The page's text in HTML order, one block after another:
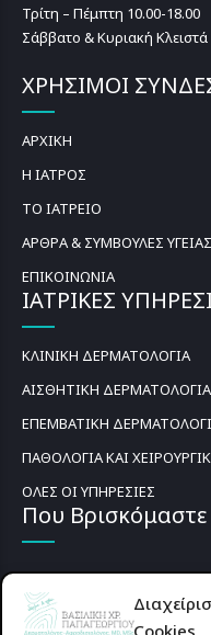
Cookies
Τρίτη – Πέμπτη 10.00-18.00
Σάββατο & Κυριακή Κλειστά
ΧΡΗΣΙΜΟΙ
ΑΡΧΙΚΗ
Η ΙΑΤΡΟΣ
ΤΟ ΙΑΤΡΕΙΟ
ΑΡΘΡΑ & ΣΥΜΒΟΥΛΕΣ ΥΓΕΙΑΣ
ΕΠΙΚΟΙΝΩΝΙΑ
ΙΑΤΡΙΚΕΣ
ΚΛΙΝΙΚΗ ΔΕΡΜΑΤΟΛΟΓΙΑ
ΑΙΣΘΗΤΙΚΗ ΔΕΡΜΑΤΟΛΟΓΙΑ
ΕΠΕΜΒΑΤΙΚΗ
ΠΑΘΟΛΟΓΙΑ ΚΑΙ
ΟΛΕΣ ΟΙ ΥΠΗΡΕΣΙΕΣ
Που Βρισκόμαστε